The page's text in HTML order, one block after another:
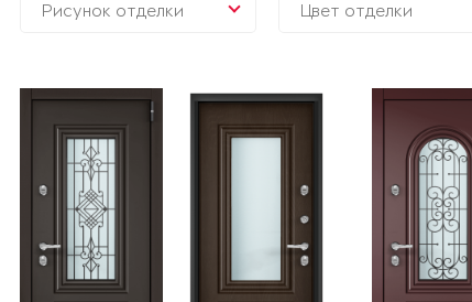
Рисунок отделки Цвет отделки